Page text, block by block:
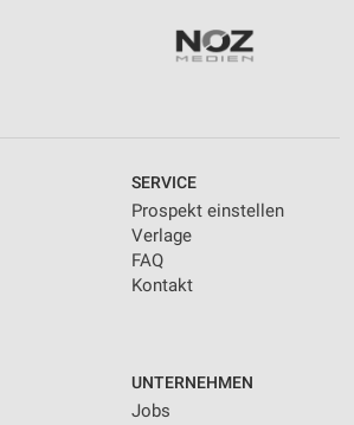
SERVICE
Prospekt einstellen
Verlage
FAQ
Kontakt
UNTERNEHMEN
Jobs